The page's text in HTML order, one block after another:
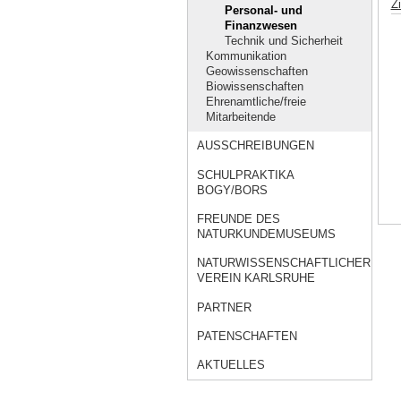
Personal- und
Finanzwesen
Technik und Sicherheit
Kommunikation
Geowissenschaften
Biowissenschaften
Ehrenamtliche/freie
Mitarbeitende
AUSSCHREIBUNGEN
SCHULPRAKTIKA
BOGY/BORS
FREUNDE DES
NATURKUNDEMUSEUMS
NATURWISSENSCHAFTLICHER
VEREIN KARLSRUHE
PARTNER
PATENSCHAFTEN
AKTUELLES